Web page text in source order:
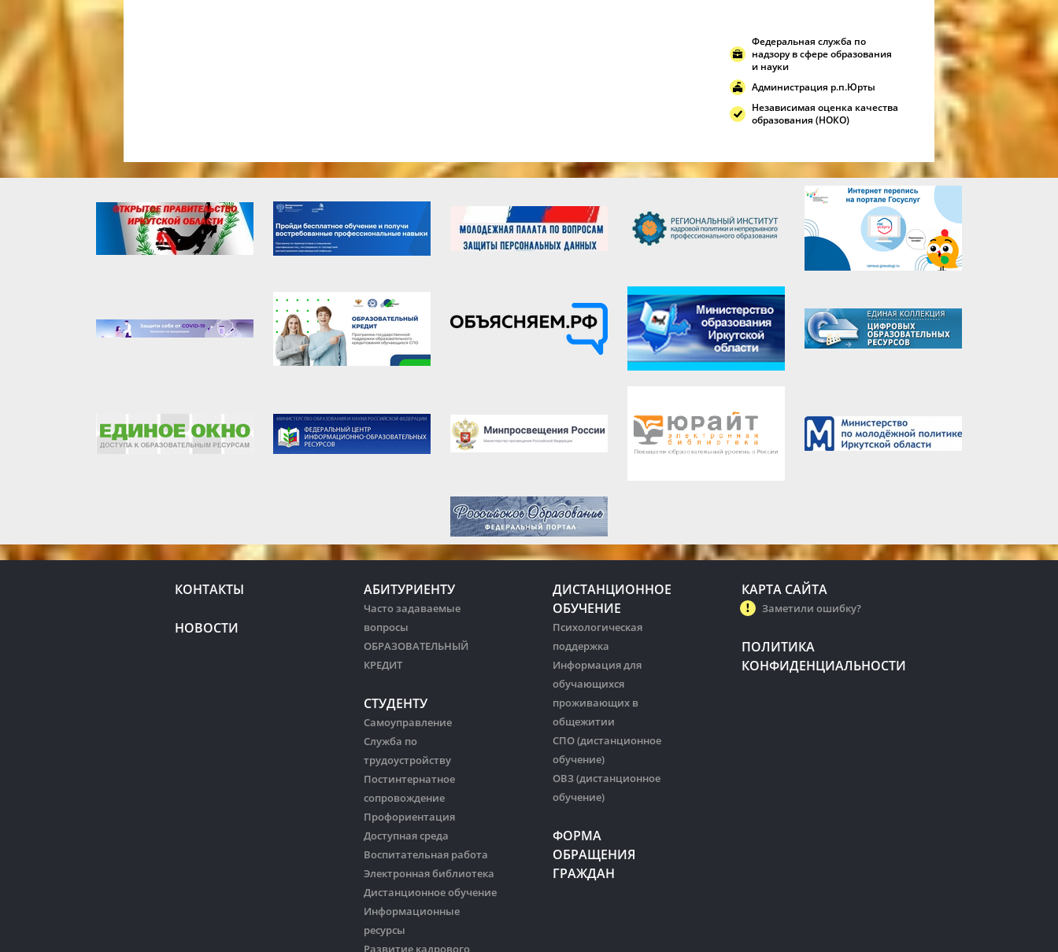
Федеральная служба по
надзору в сфере образования
и науки
Администрация р.п.Юрты
Независимая оценка качества
образования (НОКО)
КОНТАКТЫ
НОВОСТИ
АБИТУРИЕНТУ
Часто задаваемые
вопросы
ОБРАЗОВАТЕЛЬНЫЙ
КРЕДИТ
СТУДЕНТУ
Самоуправление
Служба по
трудоустройству
Постинтернатное
сопровождение
Профориентация
Доступная среда
Воспитательная работа
Электронная библиотека
Дистанционное обучение
Информационные
ресурсы
Развитие кадрового
ДИСТАНЦИОННОЕ
ОБУЧЕНИЕ
Психологическая
поддержка
Информация для
обучающихся
проживающих в
общежитии
СПО (дистанционное
обучение)
ОВЗ (дистанционное
обучение)
ФОРМА
ОБРАЩЕНИЯ
ГРАЖДАН
КАРТА САЙТА
Заметили ошибку?
ПОЛИТИКА
КОНФИДЕНЦИАЛЬНОСТИ